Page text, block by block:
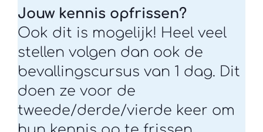
Jouw kennis opfrissen?
Ook dit is mogelijk! Heel veel
stellen volgen dan ook de
bevallingscursus van 1 dag. Dit
doen ze voor de
tweede/derde/vierde keer om